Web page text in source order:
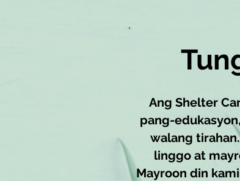
Ang Shelter
pang-
walang
linggo at
Mayroon din